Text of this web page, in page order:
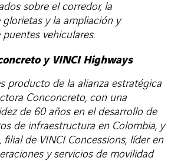
sobre el corredor, la
y la ampliación y
vehiculares.
y VINCI Highways
producto de la alianza estratégica
Conconcreto, con una
de 60 años en el desarrollo de
de infraestructura en Colombia, y
filial de VINCI Concessions, líder en
y servicios de movilidad